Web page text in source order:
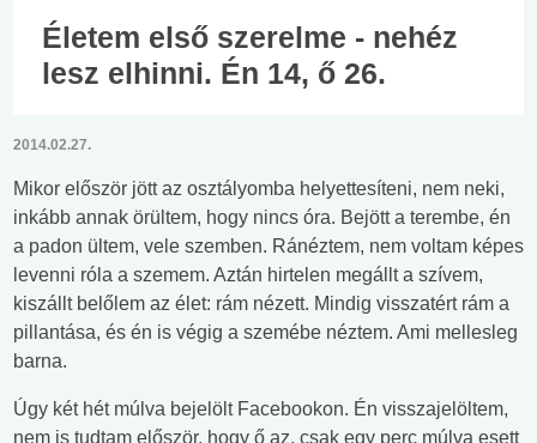
Életem első szerelme - nehéz
lesz elhinni. Én 14, ő 26.
2014.02.27.
Mikor először jött az osztályomba helyettesíteni, nem neki,
inkább annak örültem, hogy nincs óra. Bejött a terembe, én
a padon ültem, vele szemben. Ránéztem, nem voltam képes
levenni róla a szemem. Aztán hirtelen megállt a szívem,
kiszállt belőlem az élet: rám nézett. Mindig visszatért rám a
pillantása, és én is végig a szemébe néztem. Ami mellesleg
barna.
Úgy két hét múlva bejelölt Facebookon. Én visszajelöltem,
nem is tudtam először, hogy ő az, csak egy perc múlva esett